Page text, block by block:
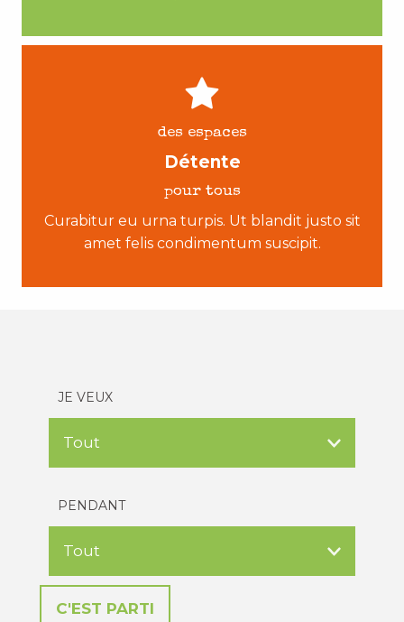
des espaces
Détente
pour tous
Curabitur eu urna turpis. Ut blandit justo sit
amet felis condimentum suscipit.
JE VEUX
PENDANT